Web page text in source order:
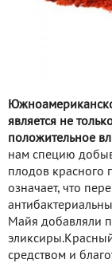
является не
положительное
нам специю
плодов красного
означает, что
Майя добавляли
средством и